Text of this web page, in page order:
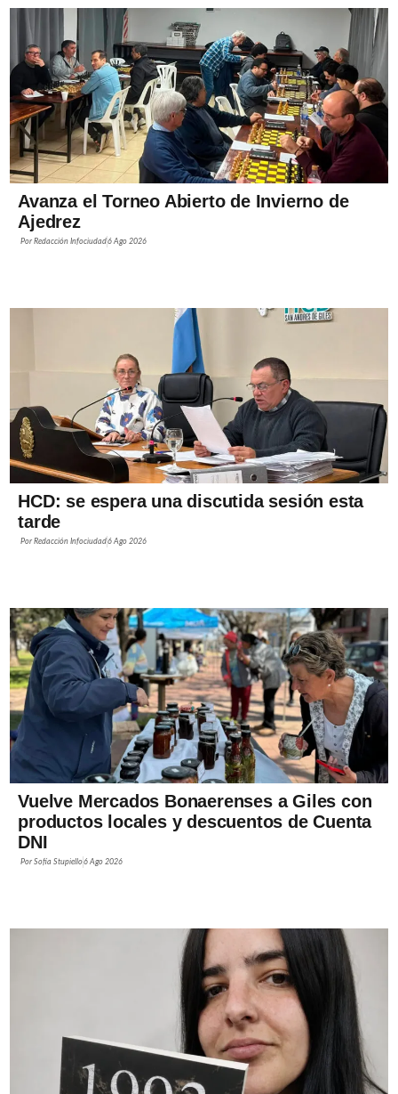
Avanza el Torneo Abierto de Invierno de
Ajedrez
PorRedacción Infociudad6 Ago 2026
HCD: se espera una discutida sesión esta
tarde
PorRedacción Infociudad6 Ago 2026
Vuelve Mercados Bonaerenses a Giles con
productos locales y descuentos de Cuenta
DNI
PorSofía Stupiello6 Ago 2026